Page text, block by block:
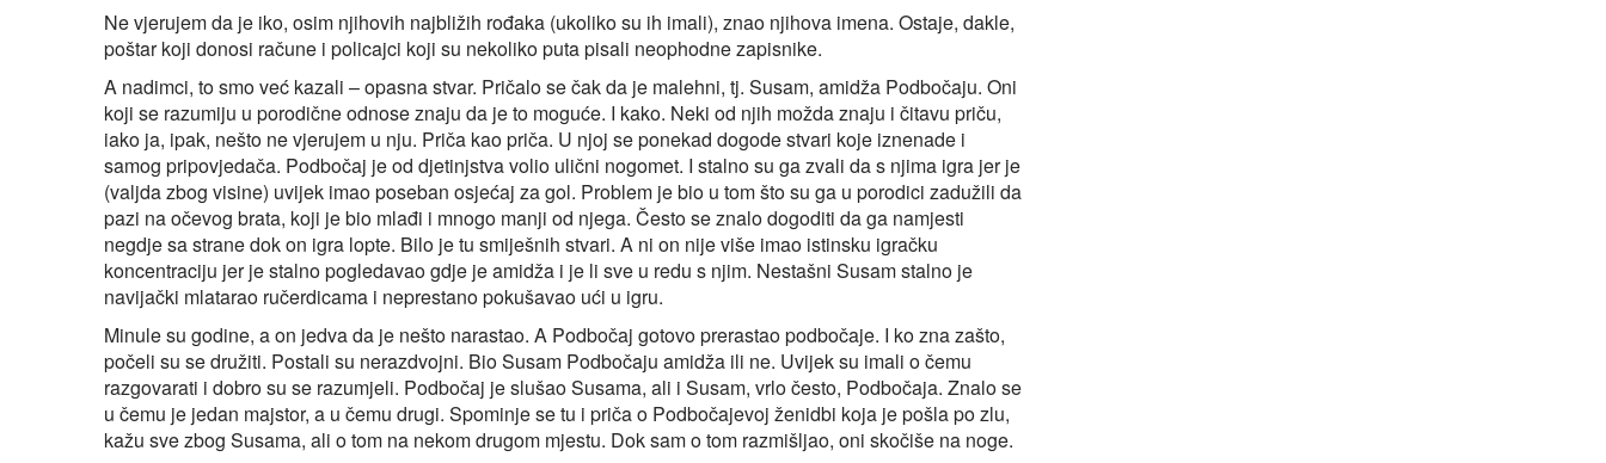
Ne vjerujem da je iko, osim njihovih najbližih rođaka (ukoliko su ih imali), znao njihova imena. Ostaje, dakle,
poštar koji donosi račune i policajci koji su nekoliko puta pisali neophodne zapisnike.
A nadimci, to smo već kazali – opasna stvar. Pričalo se čak da je malehni, tj. Susam, amidža Podbočaju. Oni
koji se razumiju u porodične odnose znaju da je to moguće. I kako. Neki od njih možda znaju i čitavu priču,
iako ja, ipak, nešto ne vjerujem u nju. Priča kao priča. U njoj se ponekad dogode stvari koje iznenade i
samog pripovjedača. Podbočaj je od djetinjstva volio ulični nogomet. I stalno su ga zvali da s njima igra jer je
(valjda zbog visine) uvijek imao poseban osjećaj za gol. Problem je bio u tom što su ga u porodici zadužili da
pazi na očevog brata, koji je bio mlađi i mnogo manji od njega. Često se znalo dogoditi da ga namjesti
negdje sa strane dok on igra lopte. Bilo je tu smiješnih stvari. A ni on nije više imao istinsku igračku
koncentraciju jer je stalno pogledavao gdje je amidža i je li sve u redu s njim. Nestašni Susam stalno je
navijački mlatarao ručerdicama i neprestano pokušavao ući u igru.
Minule su godine, a on jedva da je nešto narastao. A Podbočaj gotovo prerastao podbočaje. I ko zna zašto,
počeli su se družiti. Postali su nerazdvojni. Bio Susam Podbočaju amidža ili ne. Uvijek su imali o čemu
razgovarati i dobro su se razumjeli. Podbočaj je slušao Susama, ali i Susam, vrlo često, Podbočaja. Znalo se
u čemu je jedan majstor, a u čemu drugi. Spominje se tu i priča o Podbočajevoj ženidbi koja je pošla po zlu,
kažu sve zbog Susama, ali o tom na nekom drugom mjestu. Dok sam o tom razmišljao, oni skočiše na noge.